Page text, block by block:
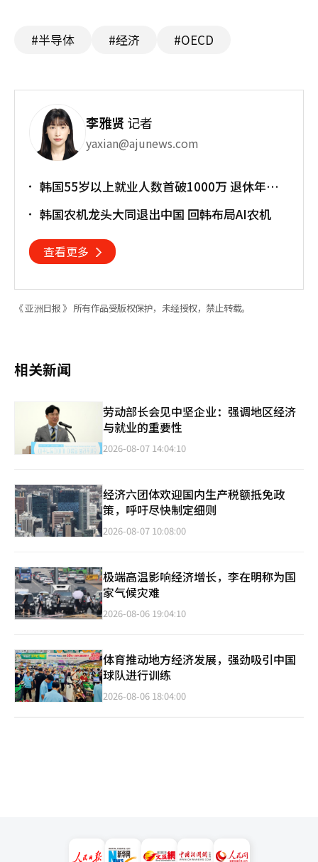
#半导体 #经济 #OECD
李雅贤记者
yaxian@ajunews.com
韩国55岁以上就业人数首破1000万 退休年龄
韩国农机龙头大同退出中国 回韩布局AI农机
查看更多
《 亚洲日报 》 所有作品受版权保护，未经授权，禁止转载。
相关新闻
劳动部长会见中坚企业：强调地区经济
与就业的重要性
2026-08-07 14:04:10
经济六团体欢迎国内生产税额抵免政
策，呼吁尽快制定细则
2026-08-07 10:08:00
极端高温影响经济增长，李在明称为国
家气候灾难
2026-08-06 19:04:10
体育推动地方经济发展，强劲吸引中国
球队进行训练
2026-08-06 18:04:00